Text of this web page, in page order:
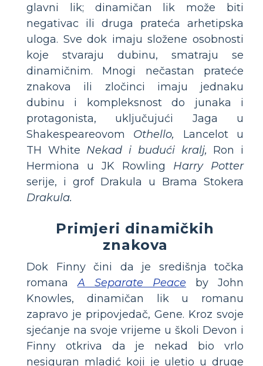
glavni lik; dinamičan lik može biti
negativac ili druga prateća arhetipska
uloga. Sve dok imaju složene osobnosti
koje stvaraju dubinu, smatraju se
dinamičnim. Mnogi nečastan prateće
znakova ili zločinci imaju jednaku
dubinu i kompleksnost do junaka i
protagonista, uključujući Jaga u
Shakespeareovom Othello,
Lancelot u
TH White Nekad i budući kralj, Ron i
Hermiona u JK Rowling Harry Potter
serije, i grof Drakula u Brama Stokera
Drakula.
Primjeri dinamičkih
znakova
Dok Finny čini da je središnja točka
romanaA Separate Peace by John
Knowles, dinamičan lik u romanu
zapravo je pripovjedač, Gene. Kroz svoje
sjećanje na svoje vrijeme u školi Devon i
Finny otkriva da je nekad bio vrlo
nesiguran mladić koji je uletio u druge